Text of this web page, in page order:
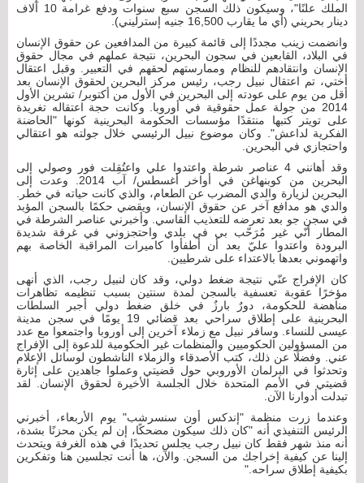
الملك علنًا"، وسيكون ذلك السجن سبع سنوات ودفع غرامة 10 آلاف
دينار بحريني (أي ما يقارب 16,500 جنيه إسترليني).
وانضمت زينب مجددًا إلى قائمة كبيرة من المدافعين عن حقوق الإنسان
في البلاد، القابعين في سجون البحرين، نتيجة عملهم في مجال حقوق
الإنسان وانتقادهم للنظام وممارستهم لحقهم في التعبير. وقبل اعتقال
أختي، تم اعتقال نبيل رجب، رئيس مركز البحرين لحقوق الإنسان بعد
أقل من يوم على عودته إلى البحرين في الأول من أكتوبر/ تشرين الأول
2014 من جولة عمل حقوقية في أوروبا. وكانت حجة اعتقاله تغريدة
على تويتر كتبها منتقدًا مؤسسات الحكومة البحرينية كونها "الحاضنة
الفكرية لداعش". وكان موضوع نبيل الرئيسي خلال جولته هو اعتقالي
واحتجازي في البحرين.
وقد أهانني 4 عناصر شرطة واعتدوا علي واعتُقِلت فور وصولي إلى
البحرين من كوبنهاغن في أواخر أغسطس/ آب 2014. وعدت إلى
البحرين لزيارة والدي المضرب عن الطعام، والذي كانت حياته في خطر.
والدي هو مدافع آخر عن حقوق الإنسان، ويقضي حكمًا بالسجن المؤبد
في سجن جو بعد تعرضه للتعذيب القاسي. وأخبرني عناصر الشرطة في
المطار أنّي غير مُرَحّب بي في بلدي واحتجزوني في غرفة شديدة
البرودة واعتدوا عليّ بعد أن أطفأوا كاميرات المراقبة الخاصة بهم
واتهموني بعدها بالاعتداء على شرطيين.
كان الإفراج عنّي نتيجة ضغط دولي، وقد كان لنبيل رجب، الذي أنهى
مؤخرًا عقوبة تعسفية بالسجن لمدة سنتين بسبب تنظيمه تظاهرات
مناهضة للحكومة، دورٌ بارزٌ في خلق ضغط دولي أجبر السلطات
البحرينية على إطلاق سراحي بعد قضائي 19 يومًا في سجن مدينة
عيسى للنساء. وسافر نبيل مع زملاء آخرين إلى أوروبا واجتمعوا مع عدد
من المسؤولين الحكوميين والمنظمات غير الحكومية للدعوة إلى الإفراج
عني. وفضلًا عن ذلك، كتب الأصدقاء والزملاء الناشطون لوسائل الإعلام
وتحدثوا في البرلمان الأوروبي حول قضيتي وعملوا جاهدين على إثارة
قضيتي في الأمم المتحدة خلال الجلسة الأخيرة لحقوق الإنسان. لقد
تبدلت أدوارنا الآن.
وعندما زرت منظمة "إندكس أون سنسرشب" يوم الأربعاء، أخبرني
الرئيس التنفيذي أنه "كان ذلك سيكون مضحكًا، إن لم يكن محزنًا بشدة،
أنه منذ شهر فقط كان نبيل رجب يجلس تحديدًا في هذه الغرفة ويتحدث
إلينا عن كيفية إخراجك من السجن. والآن، ها أنت تجلسين هنا وتفكرين
بكيفية إطلاق سراحه."